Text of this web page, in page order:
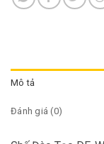
Mô tả
Đánh giá (0)